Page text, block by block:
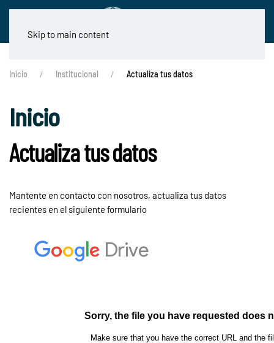
Skip to main content
Inicio Institucional Actualiza tus datos
Inicio
Actualiza tus datos
Mantente en contacto con nosotros, actualiza tus datos
recientes en el siguiente formulario